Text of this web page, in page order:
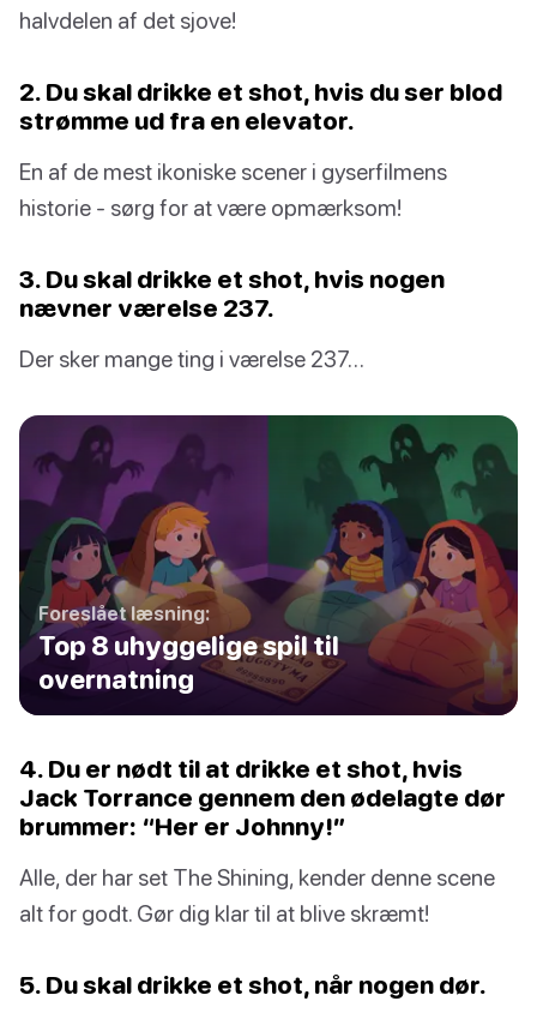
halvdelen af det sjove!
2. Du skal drikke et shot, hvis du ser blod
strømme ud fra en elevator.
En af de mest ikoniske scener i gyserfilmens
historie - sørg for at være opmærksom!
3. Du skal drikke et shot, hvis nogen
nævner værelse 237.
Der sker mange ting i værelse 237…
Foreslået læsning:
Top 8 uhyggelige spil til
overnatning
4. Du er nødt til at drikke et shot, hvis
Jack Torrance gennem den ødelagte dør
brummer: “Her er Johnny!”
Alle, der har set The Shining, kender denne scene
alt for godt. Gør dig klar til at blive skræmt!
5. Du skal drikke et shot, når nogen dør.